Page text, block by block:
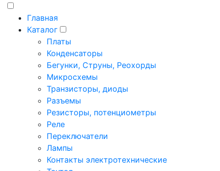
Главная
Каталог
Платы
Конденсаторы
Бегунки, Струны, Реохорды
Микросхемы
Транзисторы, диоды
Разъемы
Резисторы, потенциометры
Реле
Переключатели
Лампы
Контакты электротехнические